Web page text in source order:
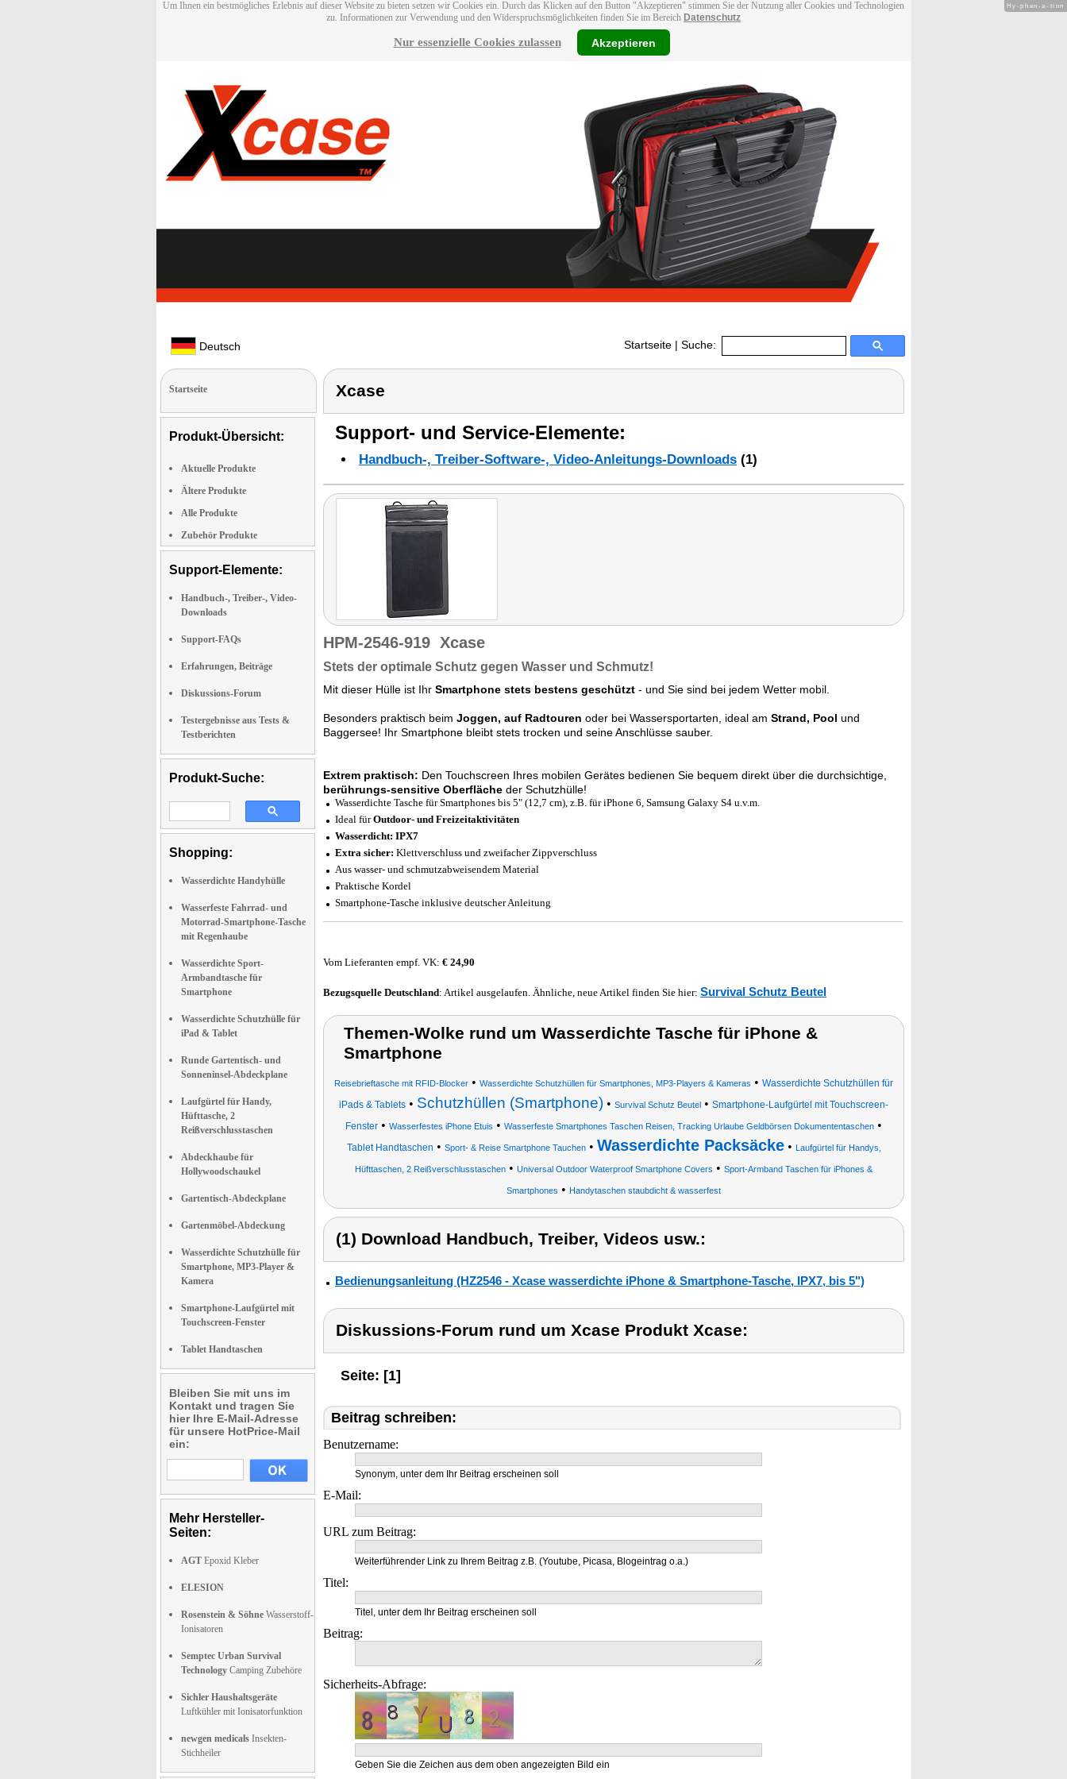
Um Ihnen ein bestmögliches Erlebnis auf dieser Website zu bieten setzen wir Cookies ein. Durch das Klicken auf den Button "Akzeptieren" stimmen Sie der Nutzung aller Cookies und Technologien
zu. Informationen zur Verwendung und den Widerspruchsmöglichkeiten finden Sie im Bereich Datenschutz
Nur essenzielle Cookies zulassen Akzeptieren
Deutsch Startseite | Suche:
Startseite
Produkt-Übersicht:
Aktuelle Produkte
Ältere Produkte
Alle Produkte
Zubehör Produkte
Support-Elemente:
Handbuch-, Treiber-, Video-
Downloads
Support-FAQs
Erfahrungen, Beiträge
Diskussions-Forum
Testergebnisse aus Tests &
Testberichten
Produkt-Suche:
Shopping:
Wasserdichte Handyhülle
Wasserfeste Fahrrad- und
Motorrad-Smartphone-Tasche
mit Regenhaube
Wasserdichte Sport-
Armbandtasche für
Smartphone
Wasserdichte Schutzhülle für
iPad & Tablet
Runde Gartentisch- und
Sonneninsel-Abdeckplane
Laufgürtel für Handy,
Hüfttasche, 2
Reißverschlusstaschen
Abdeckhaube für
Hollywoodschaukel
Gartentisch-Abdeckplane
Gartenmöbel-Abdeckung
Wasserdichte Schutzhülle für
Smartphone, MP3-Player &
Kamera
Smartphone-Laufgürtel mit
Touchscreen-Fenster
Tablet Handtaschen
Bleiben Sie mit uns im
Kontakt und tragen Sie
hier Ihre E-Mail-Adresse
für unsere HotPrice-Mail
ein:
Mehr Hersteller-
Seiten:
AGT Epoxid Kleber
ELESION
Rosenstein & Söhne Wasserstoff-
Ionisatoren
Semptec Urban Survival
Technology Camping Zubehöre
Sichler Haushaltsgeräte
Luftkühler mit Ionisatorfunktion
newgen medicals Insekten-
Stichheiler
Xcase
Support- und Service-Elemente:
Handbuch-, Treiber-Software-, Video-Anleitungs-Downloads (1)
HPM-2546-919 Xcase
Stets der optimale Schutz gegen Wasser und Schmutz!
Mit dieser Hülle ist Ihr Smartphone stets bestens geschützt - und Sie sind bei jedem Wetter mobil.
Besonders praktisch beim Joggen, auf Radtouren oder bei Wassersportarten, ideal am Strand, Pool und
Baggersee! Ihr Smartphone bleibt stets trocken und seine Anschlüsse sauber.
Extrem praktisch: Den Touchscreen Ihres mobilen Gerätes bedienen Sie bequem direkt über die durchsichtige,
berührungs-sensitive Oberfläche der Schutzhülle!
Wasserdichte Tasche für Smartphones bis 5" (12,7 cm), z.B. für iPhone 6, Samsung Galaxy S4 u.v.m.
Ideal fürOutdoor- und Freizeitaktivitäten
Wasserdicht: IPX7
Extra sicher: Klettverschluss und zweifacher Zippverschluss
Aus wasser- und schmutzabweisendem Material
Praktische Kordel
Smartphone-Tasche inklusive deutscher Anleitung
Vom Lieferanten empf. VK: € 24,90
Bezugsquelle Deutschland: Artikel ausgelaufen. Ähnliche, neue Artikel finden Sie hier: Survival Schutz Beutel
Themen-Wolke rund um Wasserdichte Tasche für iPhone &
Smartphone
Reisebrieftasche mit RFID-Blocker • Wasserdichte Schutzhüllen für Smartphones, MP3-Players & Kameras • Wasserdichte Schutzhüllen für
iPads & Tablets • Schutzhüllen (Smartphone) • Survival Schutz Beutel • Smartphone-Laufgürtel mit Touchscreen-
Fenster • Wasserfestes iPhone Etuis • Wasserfeste Smartphones Taschen Reisen, Tracking Urlaube Geldbörsen Dokumententaschen •
Tablet Handtaschen • Sport- & Reise Smartphone Tauchen• Wasserdichte Packsäcke• Laufgürtel für Handys,
Hüfttaschen, 2 Reißverschlusstaschen • Universal Outdoor Waterproof Smartphone Covers • Sport-Armband Taschen für iPhones &
Smartphones • Handytaschen staubdicht & wasserfest
(1) Download Handbuch, Treiber, Videos usw.:
Bedienungsanleitung (HZ2546 - Xcase wasserdichte iPhone & Smartphone-Tasche, IPX7, bis 5")
Diskussions-Forum rund um Xcase Produkt Xcase:
Seite: [1]
Beitrag schreiben:
Benutzername:
Synonym, unter dem Ihr Beitrag erscheinen soll
E-Mail:
URL zum Beitrag:
Weiterführender Link zu Ihrem Beitrag z.B. (Youtube, Picasa, Blogeintrag o.a.)
Titel:
Titel, unter dem Ihr Beitrag erscheinen soll
Beitrag:
Sicherheits-Abfrage:
Geben Sie die Zeichen aus dem oben angezeigten Bild ein
Hy-phen-a-tion